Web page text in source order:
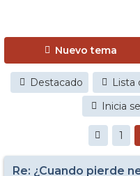
Nuevo tema
Destacado Lista
Inicia
1
Re: ¿Cuando pierde